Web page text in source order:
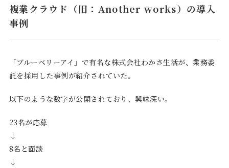
複業クラウド（旧：Another works）の導入
事例
「ブルーベリーアイ」で有名な株式会社わかさ生活が、業務委
託を採用した事例が紹介されていた。
以下のような数字が公開されており、興味深い。
23名が応募
↓
8名と面談
↓